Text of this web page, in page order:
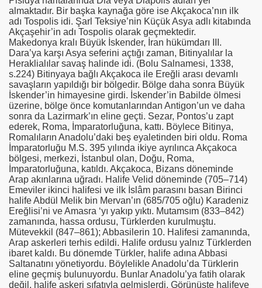
almaktadır. Bir başka kaynağa göre ise Akçakoca’nın ilk
adı Tospolis idi. Şarl Teksiye’nin Küçük Asya adlı kitabında
Akçaşehir’in adı Tospolis olarak geçmektedir.
Makedonya kralı Büyük İskender, İran hükümdarı III.
Dara’ya karşı Asya seferini açtığı zaman, Bitinyalılar la
Heraklialılar savaş halinde idi. (Bolu Salnamesi, 1338,
s.224) Bitinyaya bağlı Akçakoca ile Ereğli arası devamlı
savaşların yapıldığı bir bölgedir. Bölge daha sonra Büyük
İskender’in himayesine girdi. İskender’in Babilde ölmesi
üzerine, bölge önce komutanlarından Antigon’un ve daha
sonra da Lazirmark’ın eline geçti. Sezar, Pontos’u zapt
ederek, Roma, İmparatorluğuna, kattı. Böylece Bitinya,
Romalıların Anadolu’daki beş eyaletinden biri oldu. Roma
İmparatorluğu M.S. 395 yılında ikiye ayrılınca Akçakoca
bölgesi, merkezi, İstanbul olan, Doğu, Roma,
İmparatorluğuna, katıldı. Akçakoca, Bizans döneminde
Arap akınlarına uğradı. Halife Velid döneminde (705–714)
Emeviler ikinci halifesi ve ilk İslâm parasını basan Birinci
halife Abdül Melik bin Mervan’ın (685/705 oğlu) Karadeniz
Ereğlisi’ni ve Amasra ‘yı yakıp yıktı. Mutamsım (833–842)
zamanında, hassa ordusu, Türklerden kurulmuştu.
Mütevekkil (847–861); Abbasilerin 10. Halifesi zamanında,
Arap askerleri terhis edildi. Halife ordusu yalnız Türklerden
ibaret kaldı. Bu dönemde Türkler, halife adına Abbasi
Saltanatını yönetiyordu. Böylelikle Anadolu’da Türklerin
eline geçmiş bulunuyordu. Bunlar Anadolu’ya fatih olarak
değil, halife askeri sıfatıyla gelmişlerdi. Görünüşte halifeye